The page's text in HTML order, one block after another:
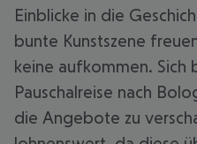
Einblicke in die
bunte Kunstszene
keine aufkommen. Sich
Pauschalreise nach
die Angebote zu